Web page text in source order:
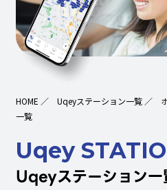
HOME ／ Uqeyステーション一覧 ／
一覧
Uqey
Uqeyステーション一